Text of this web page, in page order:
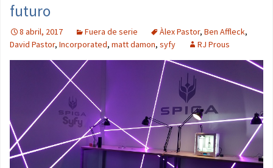
futuro
8 abril, 2017 Fuera de serie Àlex Pastor, Ben Affleck,
David Pastor, Incorporated, matt damon, syfy RJ Prous